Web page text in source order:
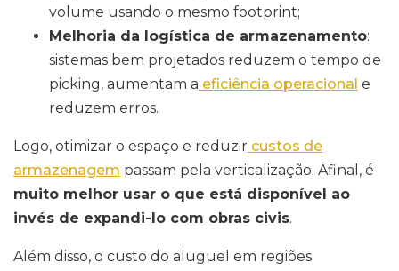
volume usando o mesmo footprint;
Melhoria da logística de armazenamento:
sistemas bem projetados reduzem o tempo de
picking, aumentam a eficiência operacional e
reduzem erros.
Logo, otimizar o espaço e reduzir custos de
armazenagem passam pela verticalização. Afinal, é
muito melhor usar o que está disponível ao
invés de expandi-lo com obras civis.
Além disso, o custo do aluguel em regiões